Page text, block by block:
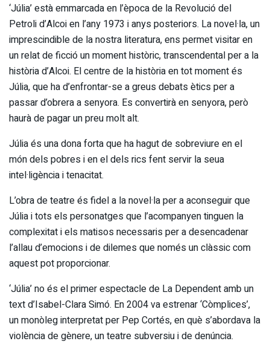
‘Júlia’ està emmarcada en l’època de la Revolució del
Petroli d’Alcoi en l’any 1973 i anys posteriors. La novel·la, un
imprescindible de la nostra literatura, ens permet visitar en
un relat de ficció un moment històric, transcendental per a la
història d’Alcoi. El centre de la història en tot moment és
Júlia, que ha d’enfrontar-se a greus debats ètics per a
passar d’obrera a senyora. Es convertirà en senyora, però
haurà de pagar un preu molt alt.
Júlia és una dona forta que ha hagut de sobreviure en el
món dels pobres i en el dels rics fent servir la seua
intel·ligència i tenacitat.
L’obra de teatre és fidel a la novel·la per a aconseguir que
Júlia i tots els personatges que l’acompanyen tinguen la
complexitat i els matisos necessaris per a desencadenar
l’allau d’emocions i de dilemes que només un clàssic com
aquest pot proporcionar.
‘Júlia’ no és el primer espectacle de La Dependent amb un
text d’Isabel-Clara Simó. En 2004 va estrenar ‘Còmplices’,
un monòleg interpretat per Pep Cortés, en què s’abordava la
violència de gènere, un teatre subversiu i de denúncia.